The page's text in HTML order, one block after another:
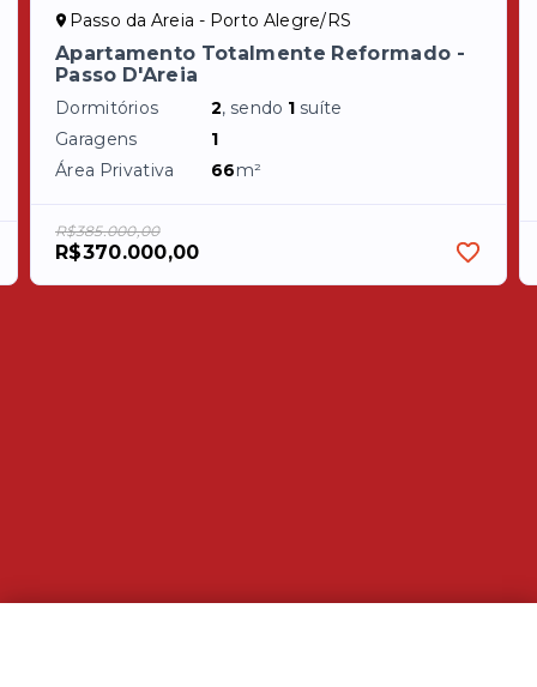
Passo da Areia - Porto Alegre/RS
Apartamento Totalmente Reformado -
Passo D'Areia
Dormitórios 2, sendo 1 suíte
Garagens
1
Área Privativa
66m²
R$385.000,00
R$370.000,00